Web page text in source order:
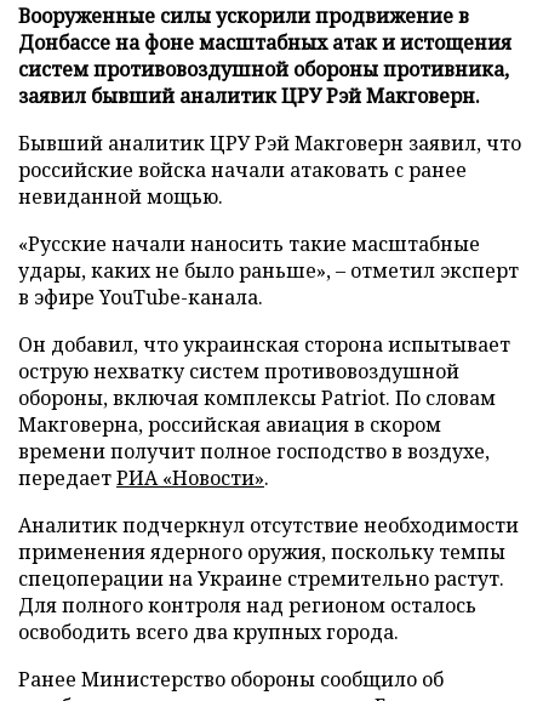
Вооруженные силы ускорили продвижение в
Донбассе на фоне масштабных атак и истощения
систем противовоздушной обороны противника,
заявил бывший аналитик ЦРУ Рэй Макговерн.
Бывший аналитик ЦРУ Рэй Макговерн заявил, что
российские войска начали атаковать с ранее
невиданной мощью.
«Русские начали наносить такие масштабные
удары, каких не было раньше», – отметил эксперт
в эфире YouTube-канала.
Он добавил, что украинская сторона испытывает
острую нехватку систем противовоздушной
обороны, включая комплексы Patriot. По словам
Макговерна, российская авиация в скором
времени получит полное господство в воздухе,
передаетРИА «Новости».
Аналитик подчеркнул отсутствие необходимости
применения ядерного оружия, поскольку темпы
спецоперации на Украине стремительно растут.
Для полного контроля над регионом осталось
освободить всего два крупных города.
Ранее Министерство обороны сообщило об